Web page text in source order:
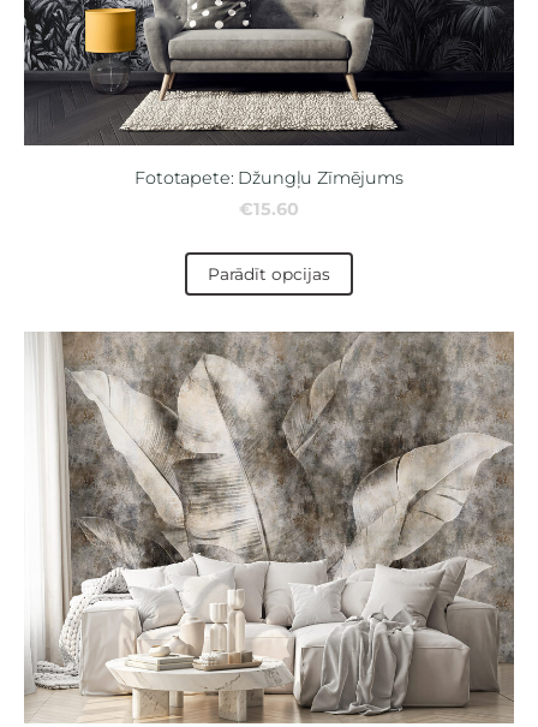
Fototapete: Džungļu Zīmējums
€15.60
Parādīt opcijas